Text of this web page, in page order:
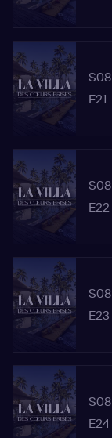
S08
E21
S08
E22
S08
E23
S08
E24